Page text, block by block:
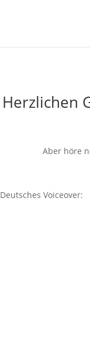
Herzlichen
Aber höre
Deutsches Voiceover: